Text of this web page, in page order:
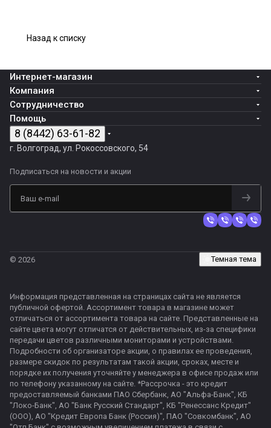
Назад к списку
Интернет-магазин
Компания
Сотрудничество
Помощь
8 (8442) 63-61-82
г. Волгоград, ул. Рокоссовского, 54
Подписаться на новости и акции
© 2026 Темная тема
Информация представленная на страницах сайта не является
публичной офертой. Ассортимент товара в магазине может
отличаться от ассортимента товара на сайте. Представленные на
сайте цвета могут отличатся от действительных, из-за специфики
передачи цветов различными мониторами и устройствами.
Подробности об организаторе акции, о правилах ее проведения,
размере скидок по результатам такой акции, сроках, месте и
порядке их получения уточняйте у менеджера в офисе продаж или
по телефону указанному на сайте. *Рассрочка - это кредит
предоставляемый банками ПАО Сбербанк, АО "Альфа-Банк", КБ
"Локо-Банк", АО "Банк Русский Стандарт", КБ "Ренессанс Кредит"
(ООО), АО "Кредит Европа Банк (Россия)", ПАО "Совкомбанк", АО